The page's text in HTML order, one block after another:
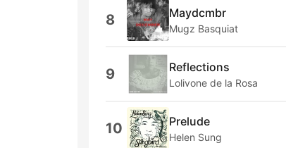
8 Maydcmbr
Mugz Basquiat
9 Reflections
Lolivone de la Rosa
10 Prelude
Helen Sung